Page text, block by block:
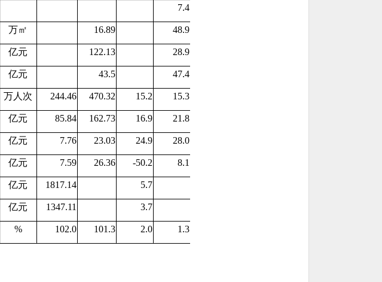
7.4
万㎡ 16.89 48.9
亿元 122.13 28.9
亿元 43.5 47.4
万人次 244.46 470.32 15.2 15.3
亿元 85.84 162.73 16.9 21.8
亿元 7.76 23.03 24.9 28.0
亿元 7.59 26.36 -50.2 8.1
亿元 1817.14 5.7
亿元 1347.11 3.7
% 102.0 101.3 2.0 1.3